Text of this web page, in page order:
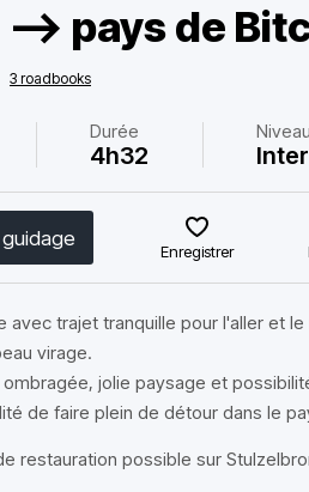
> pays de
3 roadbooks
Durée
4h32
Niveau
Enregistrer
avec trajet tranquille pour l'aller et
virage.
jolie paysage et
de faire plein de détour dans le
restauration possible sur